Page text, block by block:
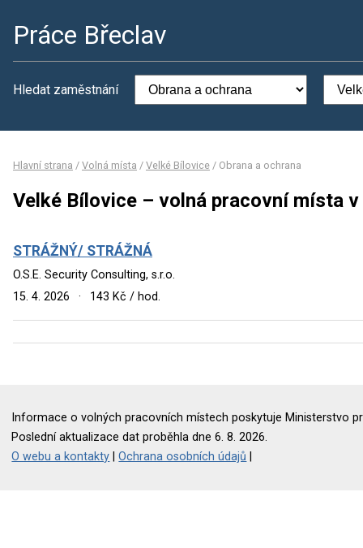
Práce Břeclav
Hledat zaměstnání
Hlavní strana / Volná místa / Velké Bílovice / Obrana a ochrana
Velké Bílovice – volná pracovní místa v
STRÁŽNÝ/ STRÁŽNÁ
O.S.E. Security Consulting, s.r.o.
15. 4. 2026
· 143 Kč / hod.
Informace o volných pracovních místech poskytuje Ministerstvo
Poslední aktualizace dat proběhla dne 6. 8. 2026.
O webu a kontakty |Ochrana osobních údajů